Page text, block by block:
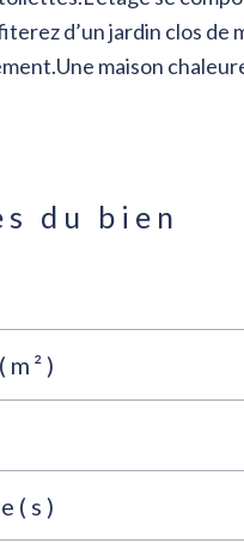
d’un jardin clos de
maison
du bien